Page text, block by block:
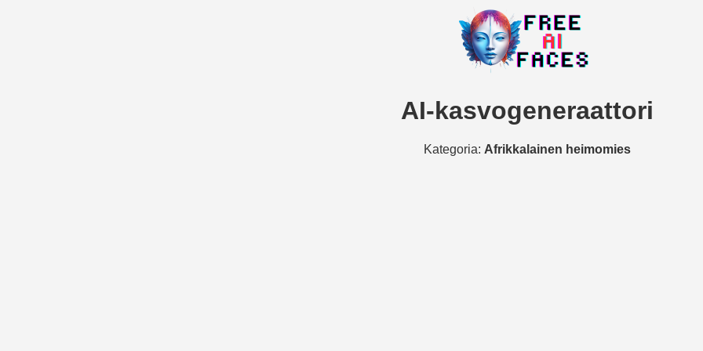
AI-kasvogeneraattori
Kategoria: Afrikkalainen heimomies